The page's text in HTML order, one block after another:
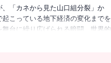
「カネから見た山口組分裂」か
こっている地下経済の変化までを
台に繰り広げられる暗闘、世界的
を抉り出す。世界の潮流を表裏両